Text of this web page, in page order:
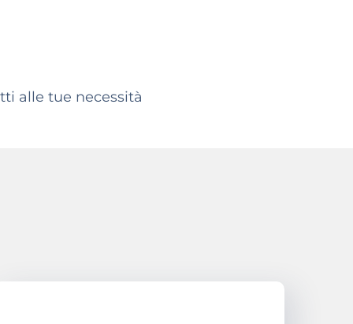
alle tue necessità